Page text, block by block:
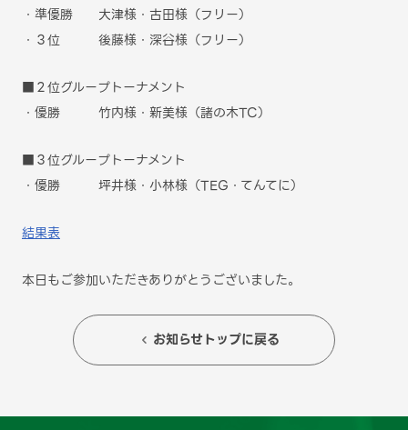
・準優勝 大津様・古田様（フリー）
・３位 後藤様・深谷様（フリー）
■２位グループトーナメント
・優勝 竹内様・新美様（諸の木TC）
■３位グループトーナメント
・優勝 坪井様・小林様（TEG・てんてに）
結果表
本日もご参加いただきありがとうございました。
 お知らせトップに戻る